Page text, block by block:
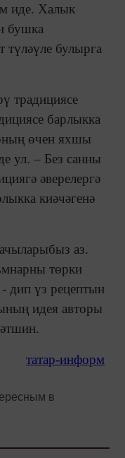
иде. Халык
бушка
түләүле булырга
традициясе
барлыкка
өчен яхшы
ул. – Без санны
әверелергә
киәчәгенә
аз.
төрки
- дип үз рецептын
идея авторы
татар-информ
в